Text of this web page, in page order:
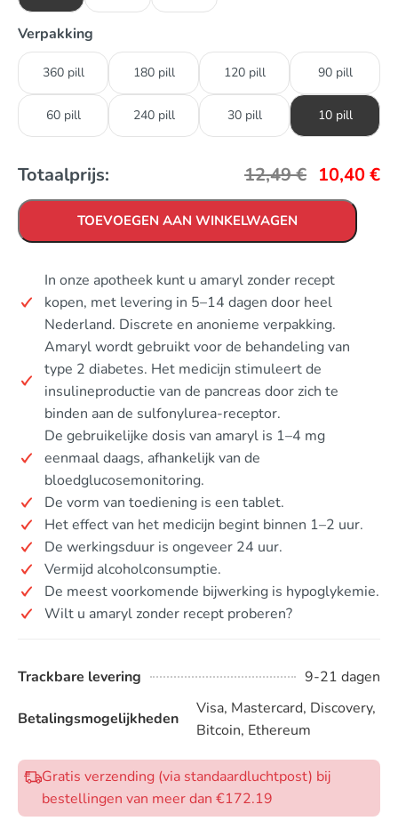
Verpakking
360 pill 180 pill 120 pill 90 pill
60 pill 240 pill 30 pill 10 pill
Totaalprijs: 12,49€ 10,40€
TOEVOEGEN AAN WINKELWAGEN
In onze apotheek kunt u amaryl zonder recept
kopen, met levering in 5–14 dagen door heel
Nederland. Discrete en anonieme verpakking.
Amaryl wordt gebruikt voor de behandeling van
type 2 diabetes. Het medicijn stimuleert de
insulineproductie van de pancreas door zich te
binden aan de sulfonylurea-receptor.
De gebruikelijke dosis van amaryl is 1–4 mg
eenmaal daags, afhankelijk van de
bloedglucosemonitoring.
De vorm van toediening is een tablet.
Het effect van het medicijn begint binnen 1–2 uur.
De werkingsduur is ongeveer 24 uur.
Vermijd alcoholconsumptie.
De meest voorkomende bijwerking is hypoglykemie.
Wilt u amaryl zonder recept proberen?
Trackbare levering 9-21 dagen
Betalingsmogelijkheden
Visa, Mastercard, Discovery,
Bitcoin, Ethereum
Gratis verzending (via standaardluchtpost) bij
bestellingen van meer dan €172.19